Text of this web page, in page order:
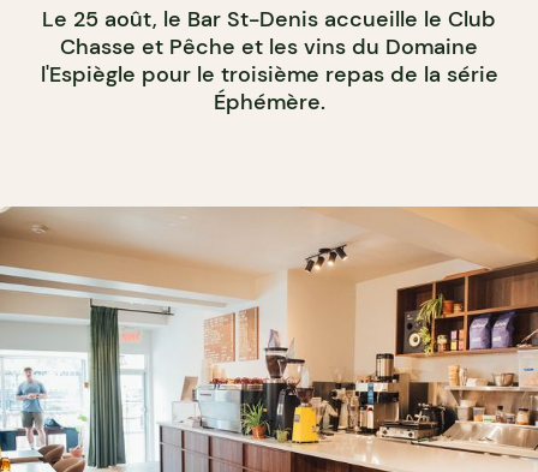
Le 25 août, le Bar St-Denis accueille le Club
Chasse et Pêche et les vins du Domaine
l'Espiègle pour le troisième repas de la série
Éphémère.